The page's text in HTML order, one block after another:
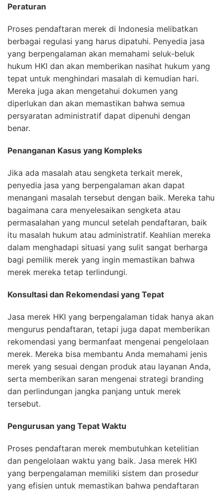
Peraturan
Proses pendaftaran merek di Indonesia melibatkan
berbagai regulasi yang harus dipatuhi. Penyedia jasa
yang berpengalaman akan memahami seluk-beluk
hukum HKI dan akan memberikan nasihat hukum yang
tepat untuk menghindari masalah di kemudian hari.
Mereka juga akan mengetahui dokumen yang
diperlukan dan akan memastikan bahwa semua
persyaratan administratif dapat dipenuhi dengan
benar.
Penanganan Kasus yang Kompleks
Jika ada masalah atau sengketa terkait merek,
penyedia jasa yang berpengalaman akan dapat
menangani masalah tersebut dengan baik. Mereka tahu
bagaimana cara menyelesaikan sengketa atau
permasalahan yang muncul setelah pendaftaran, baik
itu masalah hukum atau administratif. Keahlian mereka
dalam menghadapi situasi yang sulit sangat berharga
bagi pemilik merek yang ingin memastikan bahwa
merek mereka tetap terlindungi.
Konsultasi dan Rekomendasi yang Tepat
Jasa merek HKI yang berpengalaman tidak hanya akan
mengurus pendaftaran, tetapi juga dapat memberikan
rekomendasi yang bermanfaat mengenai pengelolaan
merek. Mereka bisa membantu Anda memahami jenis
merek yang sesuai dengan produk atau layanan Anda,
serta memberikan saran mengenai strategi branding
dan perlindungan jangka panjang untuk merek
tersebut.
Pengurusan yang Tepat Waktu
Proses pendaftaran merek membutuhkan ketelitian
dan pengelolaan waktu yang baik. Jasa merek HKI
yang berpengalaman memiliki sistem dan prosedur
yang efisien untuk memastikan bahwa pendaftaran